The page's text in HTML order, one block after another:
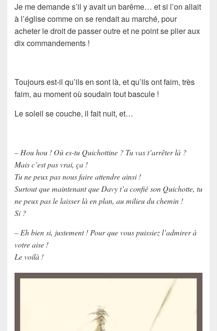
Je me demande s’il y avait un barême… et si l’on allait
à l’église comme on se rendait au marché, pour
acheter le droit de passer outre et ne point se plier aux
dix commandements !
Toujours est-il qu’ils en sont là, et qu’ils ont faim, très
faim, au moment où soudain tout bascule !
Le soleil se couche, il fait nuit, et…
– Hou hou ! Où es-tu Quichottine ? Tu vas t’arrêter là ?
Mais c’est pas vrai, ça !
Tu ne peux pas nous faire attendre ainsi !
Surtout que maintenant que Davy t’a confié son Quichotte, tu
ne peux pas le laisser là en plan, au milieu du chemin !
Si ?
– Eh bien si, justement ! Pour que vous puissiez l’admirer à
votre aise !
Le voilà !